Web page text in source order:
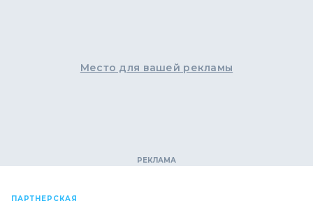
Место для вашей рекламы
ПАРТНЕРСКАЯ